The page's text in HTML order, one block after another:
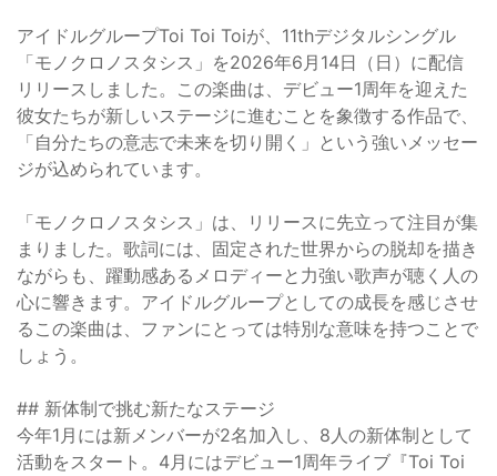
アイドルグループToi Toi Toiが、11thデジタルシングル
「モノクロノスタシス」を2026年6月14日（日）に配信
リリースしました。この楽曲は、デビュー1周年を迎えた
彼女たちが新しいステージに進むことを象徴する作品で、
「自分たちの意志で未来を切り開く」という強いメッセー
ジが込められています。
「モノクロノスタシス」は、リリースに先立って注目が集
まりました。歌詞には、固定された世界からの脱却を描き
ながらも、躍動感あるメロディーと力強い歌声が聴く人の
心に響きます。アイドルグループとしての成長を感じさせ
るこの楽曲は、ファンにとっては特別な意味を持つことで
しょう。
## 新体制で挑む新たなステージ
今年1月には新メンバーが2名加入し、8人の新体制として
活動をスタート。4月にはデビュー1周年ライブ『Toi Toi